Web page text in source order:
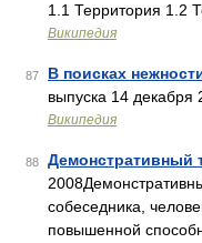
1.1 Территория 1.2
Википедия
87 В поисках
выпуска 14 декабря
Википедия
88 Демонстративный
собеседника,
повышенной